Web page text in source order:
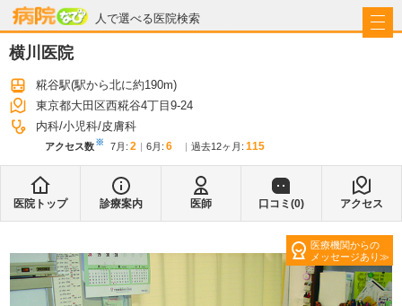
人で選べる医院検索
病院なび
横川医院
糀谷駅(駅から北に約190m)
東京都大田区西糀谷4丁目9-24
内科 小児科 皮膚科
アクセス数※ 7月 : 2 6月 : 6 過去12ヶ月: 115
医院トップ 診療案内 医師 口コミ(0) アクセス
医療機関からの
メッセージあり